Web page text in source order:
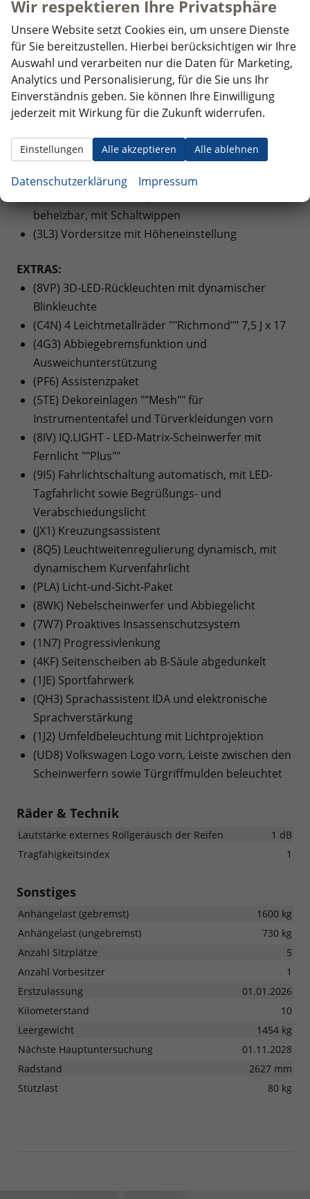
(KH7) 3-Zonen Klimaautomatik ""Air Care
Climatronic"" mit Bedienteil hinten und Aktiv-
Kombifilter
(7P4) Lendenwirbelstützen vorn
(4K6) Schlüsselloses Schließ- und Startsystem
""Keyless Access"", mit berührungsloser Ver- und
Entriegelung, SAFE-Verriegelung
(N2T) Sitzmittelbahnen der Vordersitze und der
äußeren Rücksitzplätze in Stoff ""Scale Paper""
(6E3) Mittelarmlehne vorne
beheizbar, mit Schaltwippen
(3L3) Vordersitze mit Höheneinstellung
EXTRAS:
(8VP) 3D-LED-Rückleuchten mit dynamischer
Blinkleuchte
(C4N) 4 Leichtmetallräder ""Richmond"" 7,5 J x 17
(4G3) Abbiegebremsfunktion und
Ausweichunterstützung
(PF6) Assistenzpaket
(5TE) Dekoreinlagen ""Mesh"" für
Instrumententafel und Türverkleidungen vorn
(8IV) IQ.LIGHT - LED-Matrix-Scheinwerfer mit
Fernlicht ""Plus""
(9I5) Fahrlichtschaltung automatisch, mit LED-
Tagfahrlicht sowie Begrüßungs- und
Verabschiedungslicht
(JX1) Kreuzungsassistent
(8Q5) Leuchtweitenregulierung dynamisch, mit
dynamischem Kurvenfahrlicht
(PLA) Licht-und-Sicht-Paket
(8WK) Nebelscheinwerfer und Abbiegelicht
(7W7) Proaktives Insassenschutzsystem
(1N7) Progressivlenkung
(4KF) Seitenscheiben ab B-Säule abgedunkelt
(1JE) Sportfahrwerk
(QH3) Sprachassistent IDA und elektronische
Sprachverstärkung
(1J2) Umfeldbeleuchtung mit Lichtprojektion
(UD8) Volkswagen Logo vorn, Leiste zwischen den
Scheinwerfern sowie Türgriffmulden beleuchtet
Räder & Technik
Lautstärke externes Rollgeräusch der Reifen
1 dB
Tragfähigkeitsindex
1
Sonstiges
Anhängelast (gebremst)
1600 kg
Anhängelast (ungebremst)
730 kg
Anzahl Sitzplätze
5
Anzahl Vorbesitzer
1
Erstzulassung
01.01.2026
Kilometerstand
10
Leergewicht
1454 kg
Nächste Hauptuntersuchung
01.11.2028
Radstand
2627 mm
Stützlast
80 kg
Wir respektieren Ihre Privatsphäre
Unsere Website setzt Cookies ein, um unsere Dienste
für Sie bereitzustellen. Hierbei berücksichtigen wir Ihre
Auswahl und verarbeiten nur die Daten für Marketing,
Analytics und Personalisierung, für die Sie uns Ihr
Einverständnis geben. Sie können Ihre Einwilligung
jederzeit mit Wirkung für die Zukunft widerrufen.
Alle akzeptieren Alle ablehnen
Einstellungen
Datenschutzerklärung Impressum